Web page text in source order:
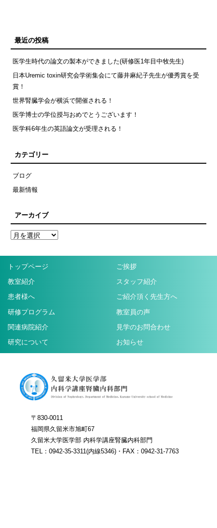
最近の投稿
医学生時代の論文の製本ができました(研修医1年目中牧先生)
日本Uremic toxin研究会学術集会にて藤井麻紀子先生が優秀賞を受
賞！
世界腎臓学会が横浜で開催される！
医学博士の学位授与おめでとうございます！
医学科6年生の英語論文が受理される！
カテゴリー
ブログ
最新情報
アーカイブ
トップページ
ご挨拶
教室紹介
スタッフ紹介
患者様へ
ご紹介頂く先生方へ
研修プログラム
教室員の声
関連病院紹介
見学のお問合わせ
研究について
お知らせ
〒830-0011
福岡県久留米市旭町67
久留米大学医学部 内科学講座腎臓内科部門
TEL：0942-35-3311(内線5346)・FAX：0942-31-7763